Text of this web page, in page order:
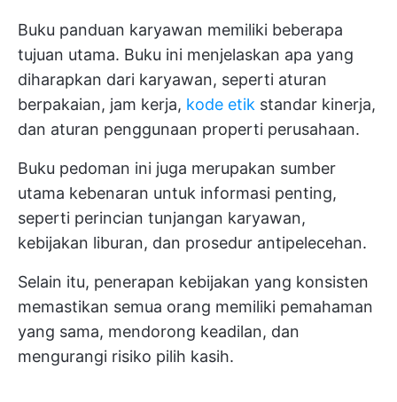
Buku panduan karyawan memiliki beberapa
tujuan utama. Buku ini menjelaskan apa yang
diharapkan dari karyawan, seperti aturan
berpakaian, jam kerja, kode etik standar kinerja,
dan aturan penggunaan properti perusahaan.
Buku pedoman ini juga merupakan sumber
utama kebenaran untuk informasi penting,
seperti perincian tunjangan karyawan,
kebijakan liburan, dan prosedur antipelecehan.
Selain itu, penerapan kebijakan yang konsisten
memastikan semua orang memiliki pemahaman
yang sama, mendorong keadilan, dan
mengurangi risiko pilih kasih.